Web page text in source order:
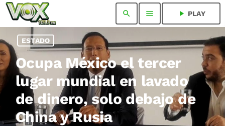
search menu play_arrow PLAY
ESTADO
Ocupa México el tercer
lugar mundial en lavado
de dinero, solo debajo de
China y Rusia